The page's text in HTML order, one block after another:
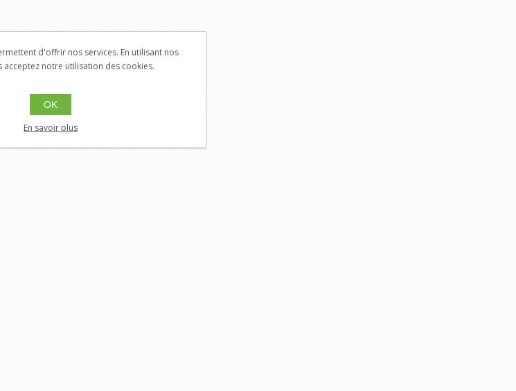
d'offrir nos services. En utilisant nos
acceptez notre utilisation des cookies.
OK
En savoir plus